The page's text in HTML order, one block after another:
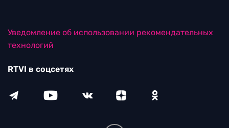
Уведомление об использовании рекомендательных
технологий
RTVI в соцсетях